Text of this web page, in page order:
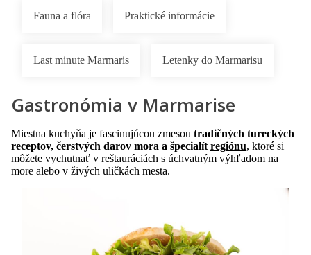
Fauna a flóra Praktické informácie
Last minute Marmaris Letenky do Marmarisu
Gastronómia v Marmarise
Miestna kuchyňa je fascinujúcou zmesou tradičných tureckých
receptov, čerstvých darov mora a špecialít regiónu, ktoré si
môžete vychutnať v reštauráciách s úchvatným výhľadom na
more alebo v živých uličkách mesta.